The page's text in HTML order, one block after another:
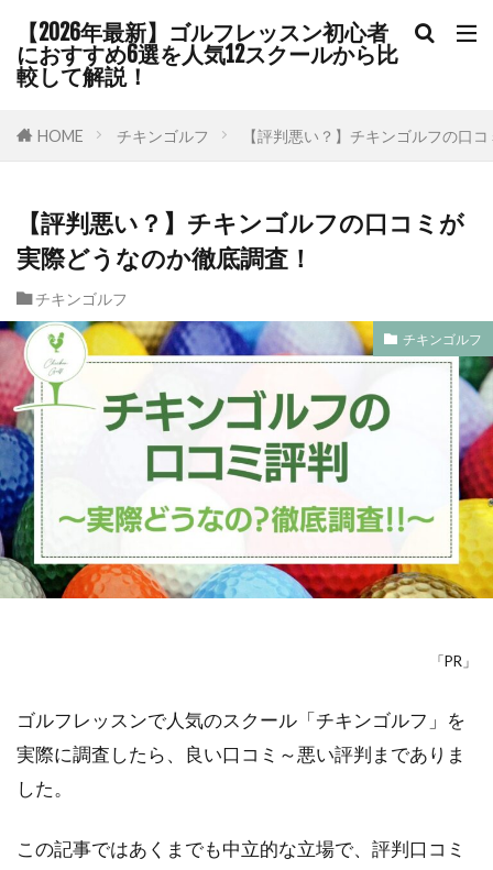
【2026年最新】ゴルフレッスン初心者
におすすめ6選を人気12スクールから比
較して解説！
HOME チキンゴルフ 【評判悪い？】チキンゴルフの口
【評判悪い？】チキンゴルフの口コミが
実際どうなのか徹底調査！
チキンゴルフ
チキンゴルフ
「PR」
ゴルフレッスンで人気のスクール「チキンゴルフ」を
実際に調査したら、良い口コミ～悪い評判までありま
した。
この記事ではあくまでも中立的な立場で、評判口コミ